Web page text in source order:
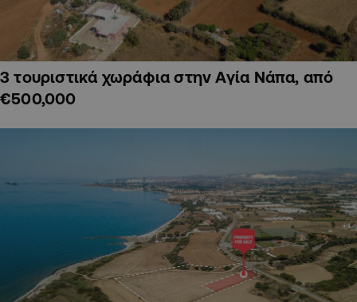
3 τουριστικά χωράφια στην Αγία Νάπα, από
€500,000